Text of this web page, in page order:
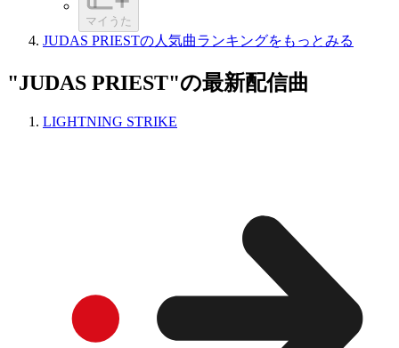
マイうた
JUDAS PRIESTの人気曲ランキングをもっとみる
"JUDAS PRIEST"の最新配信曲
LIGHTNING STRIKE